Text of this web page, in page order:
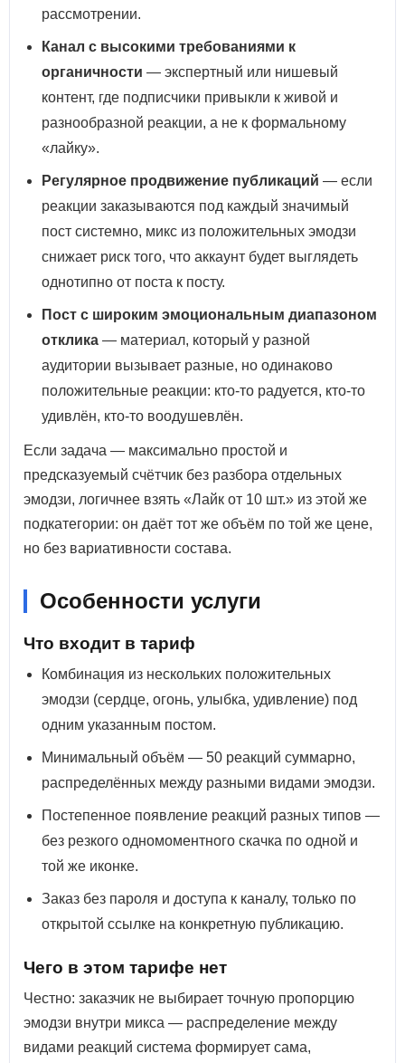
рассмотрении.
Канал с высокими требованиями к
органичности — экспертный или нишевый
контент, где подписчики привыкли к живой и
разнообразной реакции, а не к формальному
«лайку».
Регулярное продвижение публикаций — если
реакции заказываются под каждый значимый
пост системно, микс из положительных эмодзи
снижает риск того, что аккаунт будет выглядеть
однотипно от поста к посту.
Пост с широким эмоциональным диапазоном
отклика — материал, который у разной
аудитории вызывает разные, но одинаково
положительные реакции: кто-то радуется, кто-то
удивлён, кто-то воодушевлён.
Если задача — максимально простой и
предсказуемый счётчик без разбора отдельных
эмодзи, логичнее взять «Лайк от 10 шт.» из этой же
подкатегории: он даёт тот же объём по той же цене,
но без вариативности состава.
Особенности услуги
Что входит в тариф
Комбинация из нескольких положительных
эмодзи (сердце, огонь, улыбка, удивление) под
одним указанным постом.
Минимальный объём — 50 реакций суммарно,
распределённых между разными видами эмодзи.
Постепенное появление реакций разных типов —
без резкого одномоментного скачка по одной и
той же иконке.
Заказ без пароля и доступа к каналу, только по
открытой ссылке на конкретную публикацию.
Чего в этом тарифе нет
Честно: заказчик не выбирает точную пропорцию
эмодзи внутри микса — распределение между
видами реакций система формирует сама,